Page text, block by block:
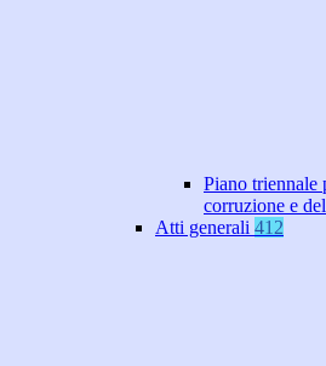
Piano triennale
corruzione e
Atti generali 412